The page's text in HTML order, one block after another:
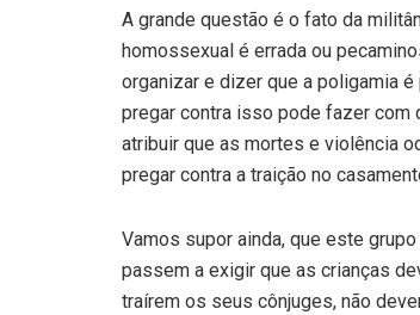
A grande questão é o fato da
homossexual é errada ou
organizar e dizer que a poligamia
pregar contra isso pode fazer com
atribuir que as mortes e violência
pregar contra a traição no
Vamos supor ainda, que este
passem a exigir que as crianças
traírem os seus cônjuges, não